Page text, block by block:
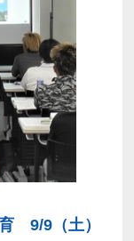
9/9（土）